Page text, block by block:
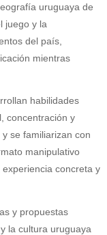
uruguaya de
juego y la
del país,
mientras
habilidades
concentración y
se familiarizan con
manipulativo
concreta y
y propuestas
la cultura uruguaya